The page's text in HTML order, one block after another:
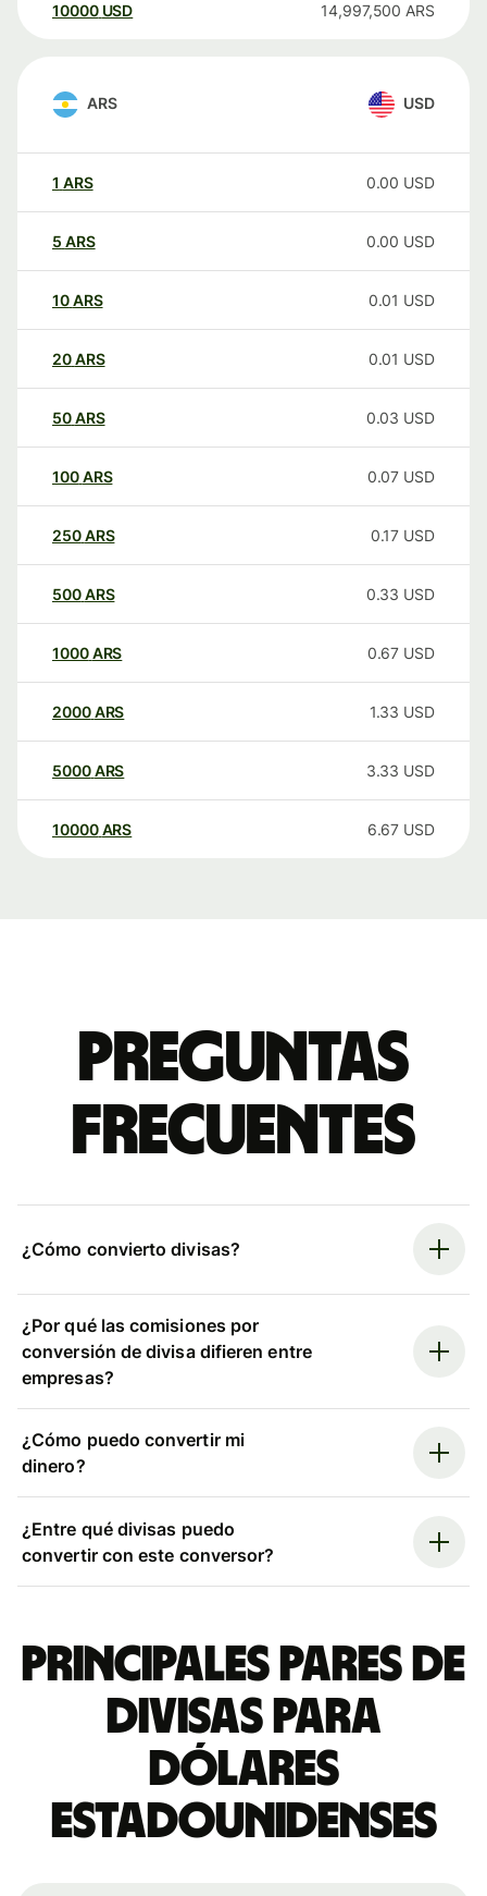
10000 USD 14,997,500 ARS
ARS USD
1 ARS 0.00 USD
5 ARS 0.00 USD
10ARS 0.01 USD
20ARS 0.01 USD
50ARS 0.03 USD
100ARS 0.07 USD
250ARS 0.17 USD
500ARS 0.33 USD
1000ARS 0.67 USD
2000ARS 1.33 USD
5000ARS 3.33 USD
10000 ARS 6.67 USD
Preguntas
frecuentes
¿Cómo convierto divisas?
¿Por qué las comisiones por
conversión de divisa difieren entre
empresas?
¿Cómo puedo convertir mi
dinero?
¿Entre qué divisas puedo
convertir con este conversor?
Principales pares de
divisas para
dólares
estadounidenses